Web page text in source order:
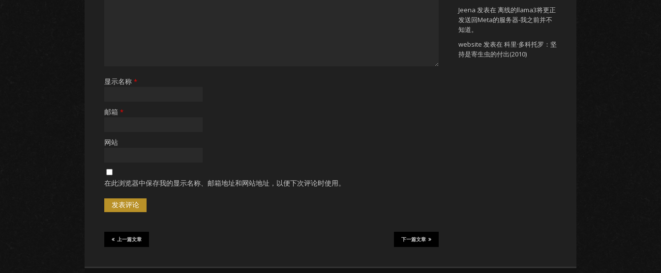
显示名称 *
邮箱 *
网站
在此浏览器中保存我的显示名称、邮箱地址和网站地址，以便下次评论时使用。
下一篇文章
上一篇文章
Jeena 发表在 离线的llama3将更正
发送回Meta的服务器-我之前并不
知道。
website 发表在 科里·多科托罗：坚
持是寄生虫的付出(2010)